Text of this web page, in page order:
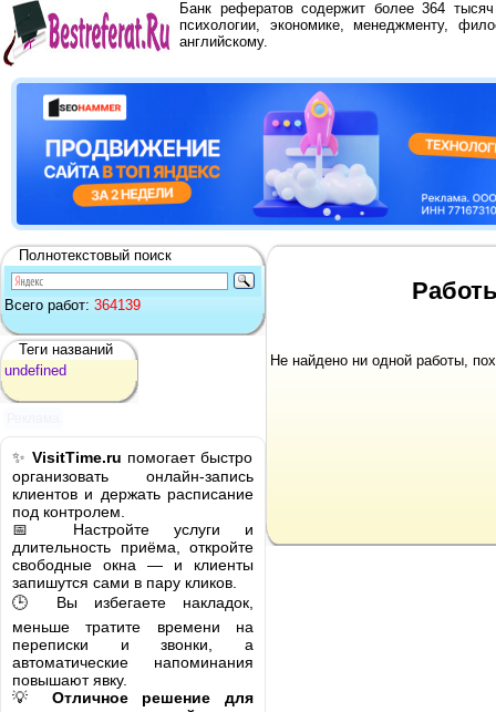
Банк рефератов содержит более 364
психологии, экономике, менеджменту,
английскому.
Полнотекстовый поиск
Всего работ: 364139
Теги названий
undefined
✨ VisitTime.ru помогает быстро
организовать онлайн-запись
клиентов и держать расписание
под контролем.
📅 Настройте услуги и
длительность приёма, откройте
свободные окна — и клиенты
запишутся сами в пару кликов.
🕒 Вы избегаете накладок,
меньше тратите времени на
переписки и звонки, а
автоматические напоминания
повышают явку.
💡 Отличное решение для
Не найдено ни одной работы,